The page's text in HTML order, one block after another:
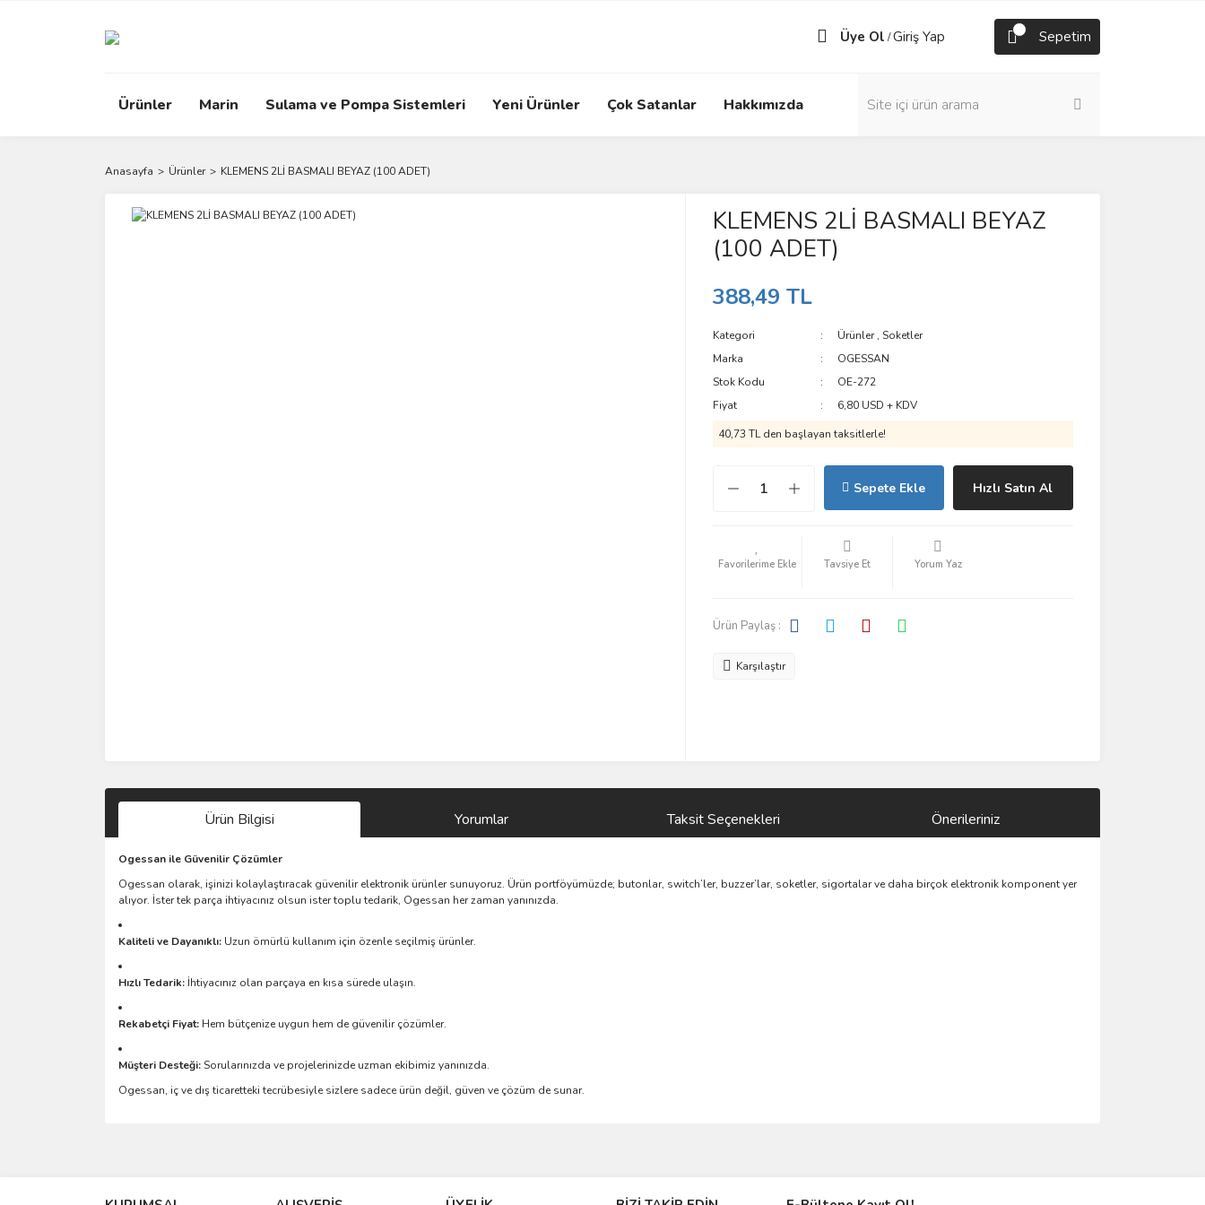
Üye Ol /Giriş Yap Sepetim
Ürünler Marin Sulama ve Pompa Sistemleri Yeni Ürünler Çok Satanlar Hakkımızda
Anasayfa Ürünler KLEMENS 2Lİ BASMALI BEYAZ (100 ADET)
KLEMENS 2Lİ BASMALI BEYAZ
(100 ADET)
388,49 TL
Kategori Ürünler,Soketler
Marka
OGESSAN
Stok Kodu
OE-272
Fiyat
6,80 USD + KDV
40,73 TL den başlayan taksitlerle!
Sepete Ekle Hızlı Satın Al
Tavsiye Et Yorum Yaz
Ürün Paylaş :
Karşılaştır
Ürün Bilgisi Yorumlar Taksit Seçenekleri Önerileriniz
Ogessan ile Güvenilir Çözümler
Ogessan olarak, işinizi kolaylaştıracak güvenilir elektronik ürünler sunuyoruz. Ürün portföyümüzde; butonlar, switch’ler, buzzer’lar, soketler, sigortalar ve daha birçok elektronik komponent yer
alıyor. İster tek parça ihtiyacınız olsun ister toplu tedarik, Ogessan her zaman yanınızda.
Kaliteli ve Dayanıklı: Uzun ömürlü kullanım için özenle seçilmiş ürünler.
Hızlı Tedarik: İhtiyacınız olan parçaya en kısa sürede ulaşın.
Rekabetçi Fiyat: Hem bütçenize uygun hem de güvenilir çözümler.
Müşteri Desteği:Sorularınızda ve projelerinizde uzman ekibimiz yanınızda.
Ogessan, iç ve dış ticaretteki tecrübesiyle sizlere sadece ürün değil, güven ve çözüm de sunar.